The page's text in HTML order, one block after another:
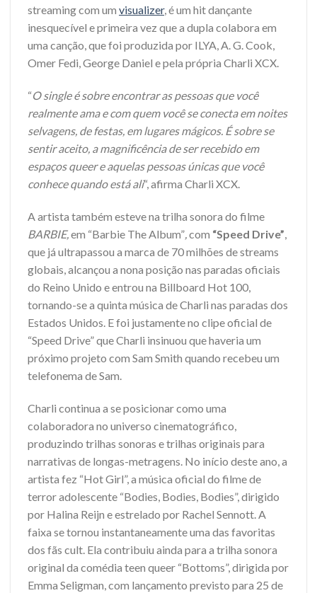
streaming com um visualizer, é um hit dançante
inesquecível e primeira vez que a dupla colabora em
uma canção, que foi produzida por ILYA, A. G. Cook,
Omer Fedi, George Daniel e pela própria Charli XCX.
“O single é sobre encontrar as pessoas que você
realmente ama e com quem você se conecta em noites
selvagens, de festas, em lugares mágicos. É sobre se
sentir aceito, a magnificência de ser recebido em
espaços queer e aquelas pessoas únicas que você
conhece quando está ali“, afirma Charli XCX.
A artista também esteve na trilha sonora do filme
BARBIE, em “Barbie The Album” com “Speed Drive”
que já ultrapassou a marca de 70 milhões de streams
globais, alcançou a nona posição nas paradas oficiais
do Reino Unido e entrou na Billboard Hot 100,
tornando-se a quinta música de Charli nas paradas dos
Estados Unidos. E foi justamente no clipe oficial de
“Speed Drive” que Charli insinuou que haveria um
próximo projeto com Sam Smith quando recebeu um
telefonema de Sam.
Charli continua a se posicionar como uma
colaboradora no universo cinematográfico,
produzindo trilhas sonoras e trilhas originais para
narrativas de longas-metragens. No início deste ano, a
artista fez “Hot Girl”, a música oficial do filme de
terror adolescente “Bodies, Bodies, Bodies”, dirigido
por Halina Reijn e estrelado por Rachel Sennott. A
faixa se tornou instantaneamente uma das favoritas
dos fãs cult. Ela contribuiu ainda para a trilha sonora
original da comédia teen queer “Bottoms”, dirigida por
Emma Seligman, com lançamento previsto para 25 de